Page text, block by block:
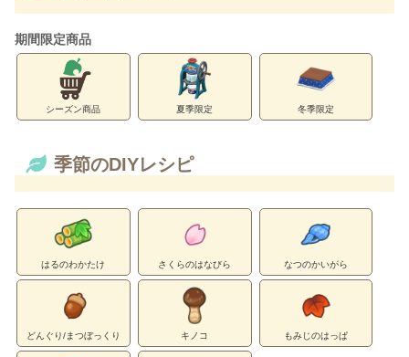
期間限定商品
シーズン商品 夏季限定 冬季限定
季節のDIYレシピ
はるのわかたけ さくらのはなびら なつのかいがら
どんぐり/まつぼっくり キノコ もみじのはっぱ